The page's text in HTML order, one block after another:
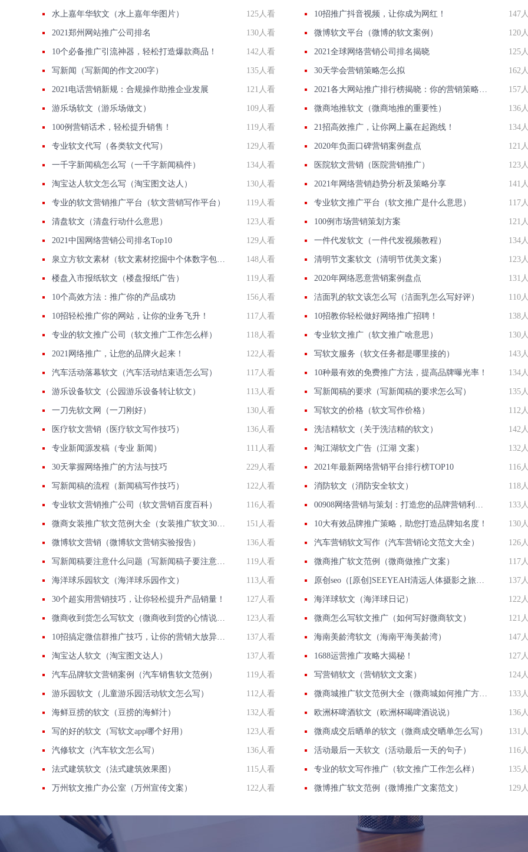
水上嘉年华软文（水上嘉年华图片） 125人看 10招推广抖音视频，让你成为网红！ 147
2021郑州网站推广公司排名 130人看 微博软文平台（微博的软文案例） 120
10个必备推广引流神器，轻松打造爆款商品！ 142人看 2021全球网络营销公司排名揭晓 125
写新闻（写新闻的作文200字） 135人看 30天学会营销策略怎么拟 162
2021电话营销新规：合规操作助推企业发展 121人看 2021各大网站推广排行榜揭晓：你的营销策略跟上榜单了吗？ 157
游乐场软文（游乐场做文） 109人看 微商地推软文（微商地推的重要性） 136
100例营销话术，轻松提升销售！ 119人看 21招高效推广，让你网上赢在起跑线！ 134
专业软文代写（各类软文代写） 129人看 2020年负面口碑营销案例盘点 121
一千字新闻稿怎么写（一千字新闻稿件） 134人看 医院软文营销（医院营销推广） 123
淘宝达人软文怎么写（淘宝图文达人） 130人看 2021年网络营销趋势分析及策略分享 141
专业的软文营销推广平台（软文营销写作平台） 119人看 专业软文推广平台（软文推广是什么意思） 117
清盘软文（清盘行动什么意思） 123人看 100例市场营销策划方案 121
2021中国网络营销公司排名Top10 129人看 一件代发软文（一件代发视频教程） 134
泉立方软文素材（软文素材挖掘中个体数字包括哪些） 148人看 清明节文案软文（清明节优美文案） 123
楼盘入市报纸软文（楼盘报纸广告） 119人看 2020年网络恶意营销案例盘点 131
10个高效方法：推广你的产品成功 156人看 洁面乳的软文该怎么写（洁面乳怎么写好评） 110
10招轻松推广你的网站，让你的业务飞升！ 117人看 10招教你轻松做好网络推广招聘！ 138
专业的软文推广公司（软文推广工作怎么样） 118人看 专业软文推广（软文推广啥意思） 130
2021网络推广，让您的品牌火起来！ 122人看 写软文服务（软文任务都是哪里接的） 143
汽车活动落幕软文（汽车活动结束语怎么写） 117人看 10种最有效的免费推广方法，提高品牌曝光率！ 134
游乐设备软文（公园游乐设备转让软文） 113人看 写新闻稿的要求（写新闻稿的要求怎么写） 135
一刀先软文网（一刀刚好） 130人看 写软文的价格（软文写作价格） 112
医疗软文营销（医疗软文写作技巧） 136人看 洗洁精软文（关于洗洁精的软文） 142
专业新闻源发稿（专业 新闻） 111人看 淘江湖软文广告（江湖 文案） 132
30天掌握网络推广的方法与技巧 229人看 2021年最新网络营销平台排行榜TOP10 116
写新闻稿的流程（新闻稿写作技巧） 122人看 消防软文（消防安全软文） 118
专业软文营销推广公司（软文营销百度百科） 116人看 00908网络营销与策划：打造您的品牌营销利器！ 133
微商女装推广软文范例大全（女装推广软文300字） 151人看 10大有效品牌推广策略，助您打造品牌知名度！ 130
微博软文营销（微博软文营销实验报告） 136人看 汽车营销软文写作（汽车营销论文范文大全） 126
写新闻稿要注意什么问题（写新闻稿子要注意什么） 119人看 微商推广软文范例（微商做推广文案） 117
海洋球乐园软文（海洋球乐园作文） 113人看 原创seo（[原创]SEEYEAH清远人体摄影之旅花絮---人像拍摄） 137
30个超实用营销技巧，让你轻松提升产品销量！ 127人看 海洋球软文（海洋球日记） 122
微商收到货怎么写软文（微商收到货的心情说说） 123人看 微商怎么写软文推广（如何写好微商软文） 121
10招搞定微信群推广技巧，让你的营销大放异彩！ 137人看 海南美龄湾软文（海南平海美龄湾） 147
淘宝达人软文（淘宝图文达人） 137人看 1688运营推广攻略大揭秘！ 127
汽车品牌软文营销案例（汽车销售软文范例） 119人看 写营销软文（营销软文文案） 124
游乐园软文（儿童游乐园活动软文怎么写） 112人看 微商城推广软文范例大全（微商城如何推广方案） 133
海鲜豆捞的软文（豆捞的海鲜汁） 132人看 欧洲杯啤酒软文（欧洲杯喝啤酒说说） 136
写的好的软文（写软文app哪个好用） 123人看 微商成交后晒单的软文（微商成交晒单怎么写） 131
汽修软文（汽车软文怎么写） 136人看 活动最后一天软文（活动最后一天的句子） 116
法式建筑软文（法式建筑效果图） 115人看 专业的软文写作推广（软文推广工作怎么样） 135
万州软文推广办公室（万州宣传文案） 122人看 微博推广软文范例（微博推广文案范文） 129